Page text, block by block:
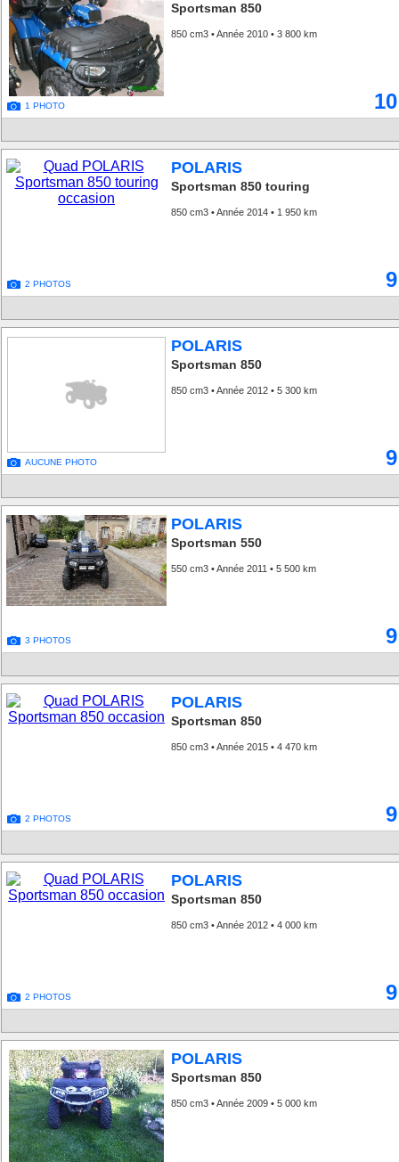
1 PHOTO
Sportsman 850
850 cm3 • Année 2010 • 3 800 km
2 PHOTOS
POLARIS
Sportsman 850 touring
850 cm3 • Année 2014 • 1 950 km
AUCUNE PHOTO
POLARIS
Sportsman 850
850 cm3 • Année 2012 • 5 300 km
3 PHOTOS
POLARIS
Sportsman 550
550 cm3 • Année 2011 • 5 500 km
2 PHOTOS
POLARIS
Sportsman 850
850 cm3 • Année 2015 • 4 470 km
2 PHOTOS
POLARIS
Sportsman 850
850 cm3 • Année 2012 • 4 000 km
POLARIS
Sportsman 850
850 cm3 • Année 2009 • 5 000 km